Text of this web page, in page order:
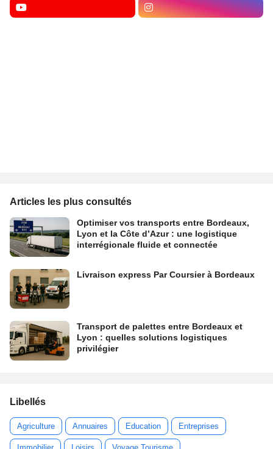
Articles les plus consultés
Optimiser vos transports entre Bordeaux,
Lyon et la Côte d’Azur : une logistique
interrégionale fluide et connectée
Livraison express Par Coursier à Bordeaux
Transport de palettes entre Bordeaux et
Lyon : quelles solutions logistiques
privilégier
Libellés
Agriculture Annuaires Education Entreprises